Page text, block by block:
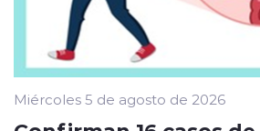
Miércoles 5 de agosto de 2026